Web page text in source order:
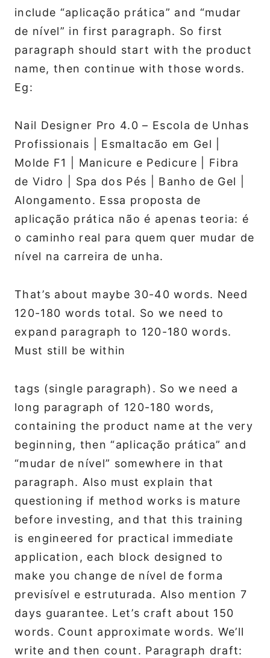
include “aplicação prática” and “mudar
de nível” in first paragraph. So first
paragraph should start with the product
name, then continue with those words.
Eg:
Nail Designer Pro 4.0 – Escola de Unhas
Profissionais | Esmaltacão em Gel |
Molde F1 | Manicure e Pedicure | Fibra
de Vidro | Spa dos Pés | Banho de Gel |
Alongamento. Essa proposta de
aplicação prática não é apenas teoria: é
o caminho real para quem quer mudar de
nível na carreira de unha.
That’s about maybe 30-40 words. Need
120-180 words total. So we need to
expand paragraph to 120-180 words.
Must still be within
tags (single paragraph). So we need a
long paragraph of 120-180 words,
containing the product name at the very
beginning, then “aplicação prática” and
“mudar de nível” somewhere in that
paragraph. Also must explain that
questioning if method works is mature
before investing, and that this training
is engineered for practical immediate
application, each block designed to
make you change de nível de forma
previsível e estruturada. Also mention 7
days guarantee. Let’s craft about 150
words. Count approximate words. We’ll
write and then count. Paragraph draft: